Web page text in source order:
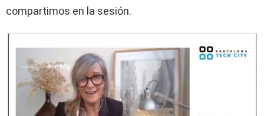
compartimos en la sesión.